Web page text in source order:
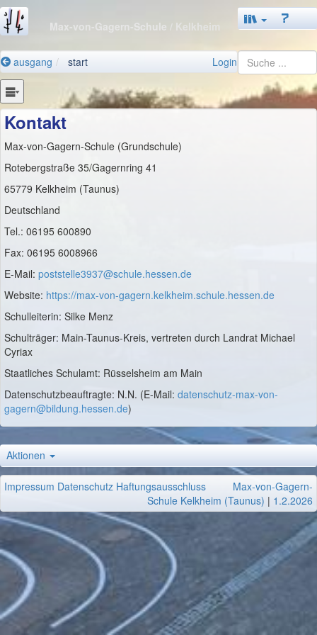
Max-von-Gagern-Schule / Kelkheim
ausgang start Login
Kontakt
Max-von-Gagern-Schule (Grundschule)
Rotebergstraße 35/Gagernring 41
65779 Kelkheim (Taunus)
Deutschland
Tel.: 06195 600890
Fax: 06195 6008966
E-Mail: poststelle3937@schule.hessen.de
Website: https://max-von-gagern.kelkheim.schule.hessen.de
Schulleiterin: Silke Menz
Schulträger: Main-Taunus-Kreis, vertreten durch Landrat Michael
Cyriax
Staatliches Schulamt: Rüsselsheim am Main
Datenschutzbeauftragte: N.N. (E-Mail: datenschutz-max-von-
gagern@bildung.hessen.de)
Aktionen
Impressum Datenschutz Haftungsausschluss
Max-von-Gagern-
Schule Kelkheim (Taunus) | 1.2.2026